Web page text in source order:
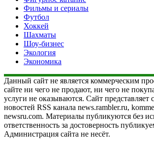
Фильмы и сериалы
Футбол
Хоккей
Шахматы
Шоу-бизнес
Экология
Экономика
Данный сайт не является коммерческим
сайте ни чего не продают, ни чего не
услуги не оказываются. Сайт представляет
новостей RSS канала news.rambler.ru,
newsru.com. Материалы публикуются без
ответственность за достоверность
Администрация сайта не несёт.